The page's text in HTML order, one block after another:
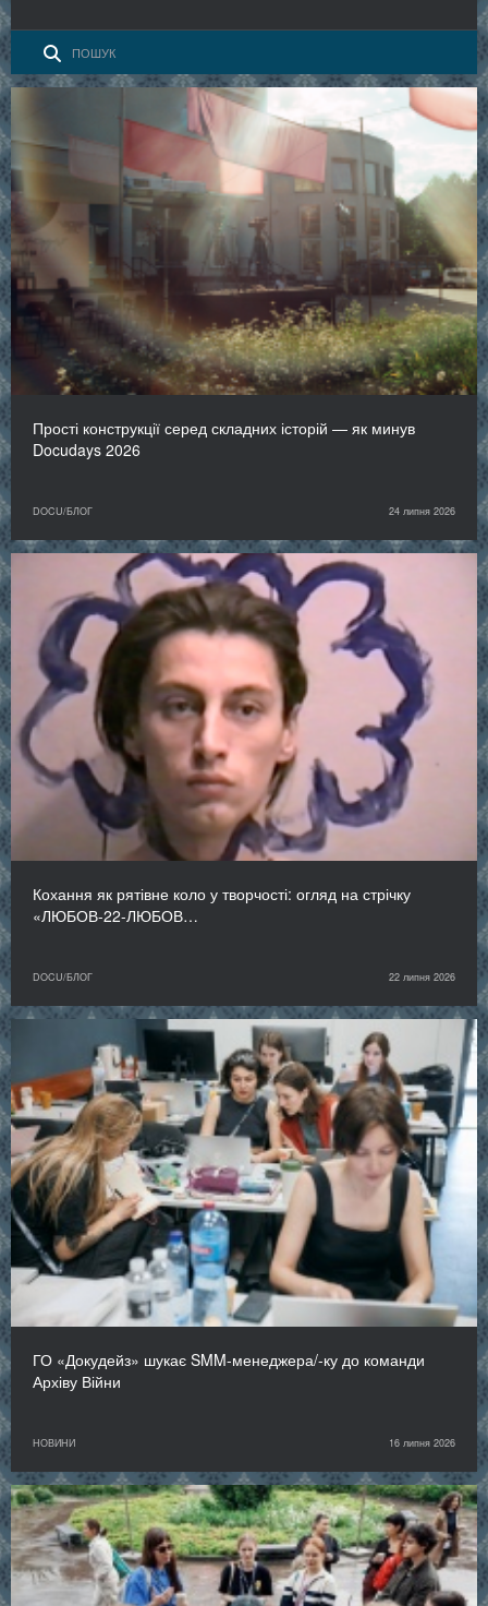
Прості конструкції серед складних історій — як минув
Docudays 2026
DOCU/БЛОГ 24 липня 2026
Кохання як рятівне коло у творчості: огляд на стрічку
«ЛЮБОВ-22-ЛЮБОВ…
DOCU/БЛОГ 22 липня 2026
ГО «Докудейз» шукає SMM-менеджера/-ку до команди
Архіву Війни
НОВИНИ 16 липня 2026